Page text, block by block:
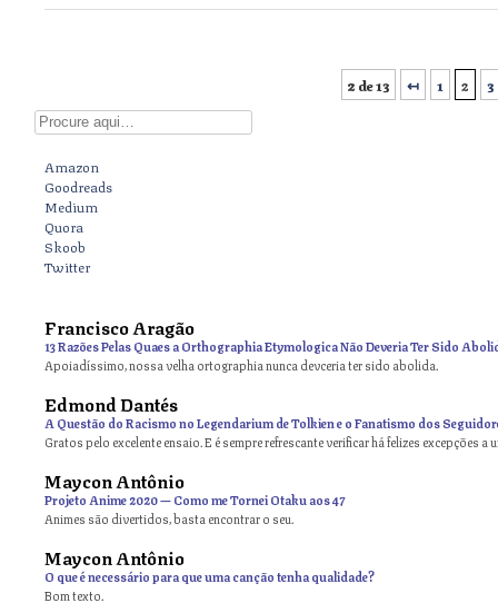
2 de 13 ↤ 1 2 3
Digite aqui
Amazon
Goodreads
Medium
Quora
Skoob
Twitter
Francisco Aragão
13 Razões Pelas Quaes a Orthographia Etymologica Não Deveria Ter Sido
Apoiadíssimo, nossa velha ortographia nunca devceria ter sido abolida.
Edmond Dantés
A Questão do Racismo no Legendarium de Tolkien e o Fanatismo dos
Gratos pelo excelente ensaio. E é sempre refrescante verificar há felizes excepções a
Maycon Antônio
Projeto Anime 2020 — Como me Tornei Otaku aos 47
Animes são divertidos, basta encontrar o seu.
Maycon Antônio
O que é necessário para que uma canção tenha qualidade?
Bom texto.